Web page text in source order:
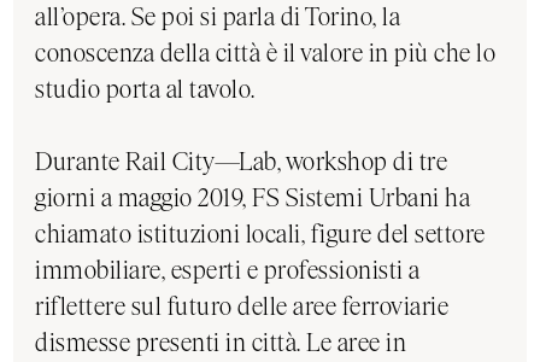
all’opera. Se poi si parla di Torino, la
conoscenza della città è il valore in più che lo
studio porta al tavolo.
Durante Rail City—Lab, workshop di tre
giorni a maggio 2019, FS Sistemi Urbani ha
chiamato istituzioni locali, figure del settore
immobiliare, esperti e professionisti a
riflettere sul futuro delle aree ferroviarie
dismesse presenti in città. Le aree in